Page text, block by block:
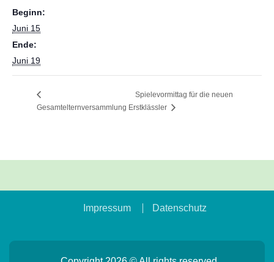
Beginn:
Juni 15
Ende:
Juni 19
Gesamtelternversammlung
Spielevormittag für die neuen
Erstklässler
Impressum Datenschutz